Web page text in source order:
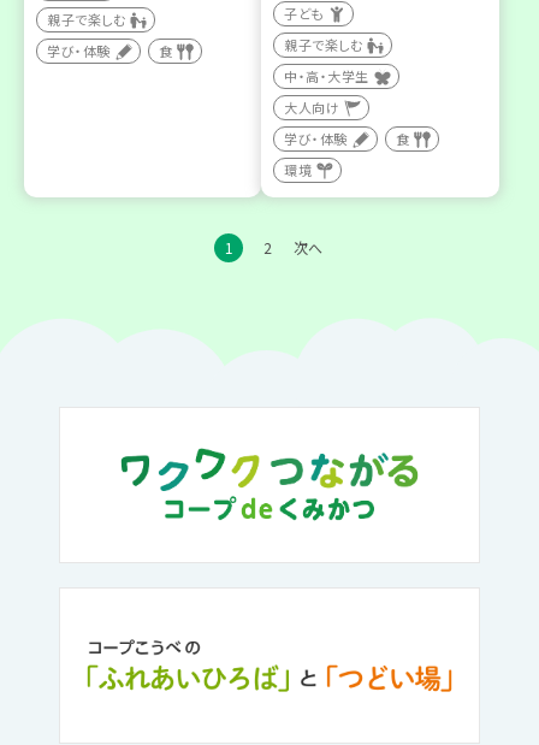
親子で楽しむ
学び・体験
食
子ども
親子で楽しむ
中・高・大学生
大人向け
学び・体験
食
環境
1 2 次へ